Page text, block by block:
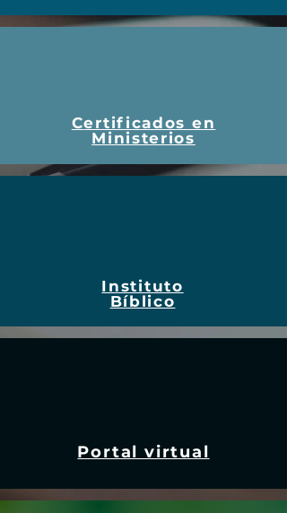
Certificados en
Ministerios
Instituto
Bíblico
Portal virtual